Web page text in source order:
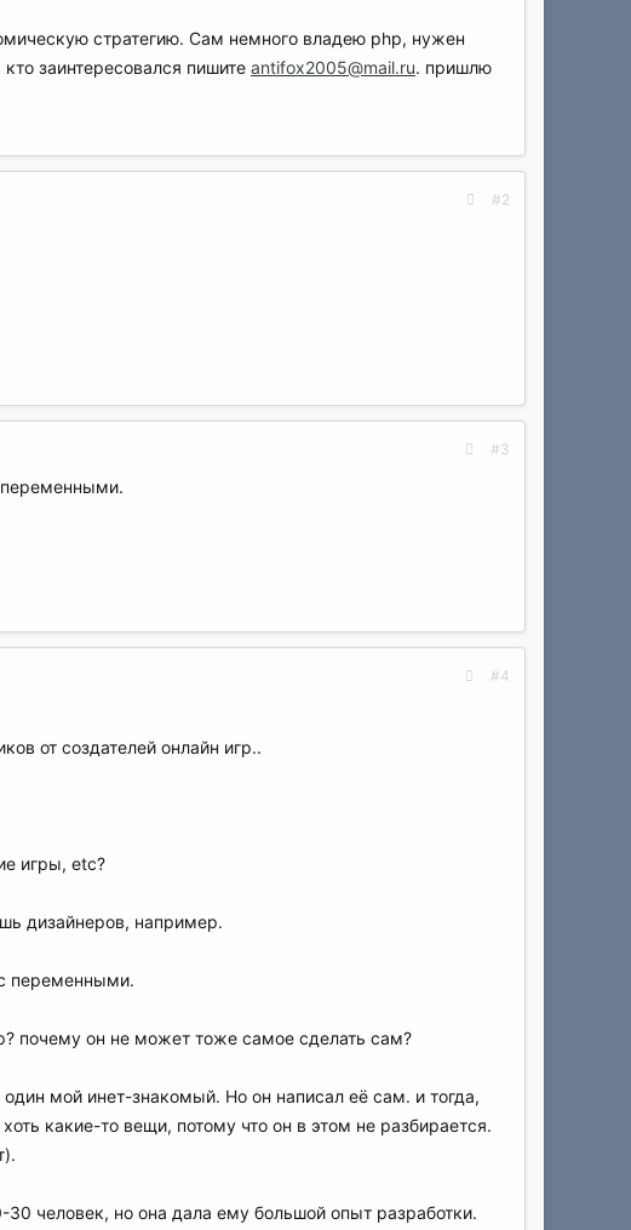
стратегию. Сам немного владею php, нужен
заинтересовался пишите antifox2005@mail.ru. пришлю
#2
#3
переменными.
#4
от создателей онлайн игр..
игры, etc?
дизайнеров, например.
переменными.
почему он не может тоже самое сделать сам?
мой инет-знакомый. Но он написал её сам. и тогда,
какие-то вещи, потому что он в этом не разбирается.
человек, но она дала ему большой опыт разработки.